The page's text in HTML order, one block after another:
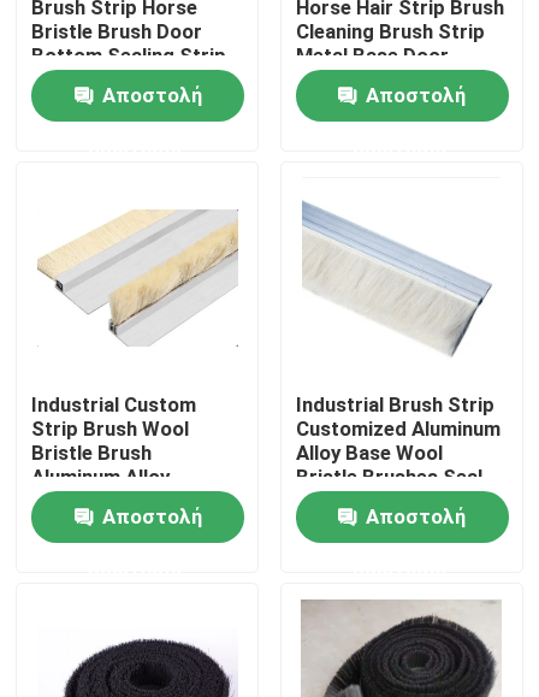
Προϊόντα
Γύρος εργοστασίων
Ποιοτικός έλεγχος
Ζητήστε ένα απόσπασμα
Βιομηχανική λωρίδα βούρτσας
Βιομηχανικές κυλινδρικές βούρτσες
Βιομηχανικές βούρτσες κυλίνδρων
Brush Strip Horse
Bristle Brush Door
Bottom Sealing Strip
Brush For
Sealing/Cleaning/Dust
Removal
Αποστολή
Horse Hair Strip Brush
Cleaning Brush Strip
Metal Base Door
Sweep Brush Horse
Hair Strip Brush
Αποστολή
Industrial Custom
Strip Brush Wool
Bristle Brush
Aluminum Alloy
Bracket Strip Brush
Cleaning Brush Strip
Αποστολή
Industrial Brush Strip
Customized Aluminum
Alloy Base Wool
Bristle Brushes Seal
Strip Brush
Αποστολή